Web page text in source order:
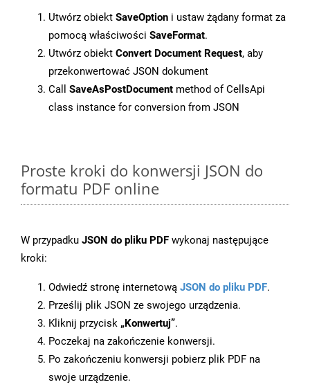
Utwórz obiekt SaveOption i ustaw żądany format za
pomocą właściwości SaveFormat.
Utwórz obiekt Convert Document Request, aby
przekonwertować JSON dokument
Call SaveAsPostDocument method of CellsApi
class instance for conversion from JSON
Proste kroki do konwersji JSON do
formatu PDF online
W przypadku JSON do pliku PDF wykonaj następujące
kroki:
Odwiedź stronę internetową JSON do pliku PDF.
Prześlij plik JSON ze swojego urządzenia.
Kliknij przycisk „Konwertuj”.
Poczekaj na zakończenie konwersji.
Po zakończeniu konwersji pobierz plik PDF na
swoje urządzenie.